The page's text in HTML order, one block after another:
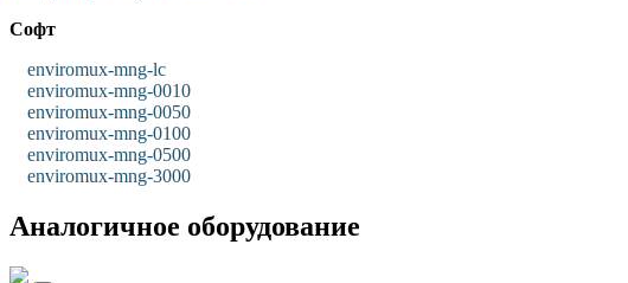
Софт
enviromux-mng-lc
enviromux-mng-0010
enviromux-mng-0050
enviromux-mng-0100
enviromux-mng-0500
enviromux-mng-3000
Аналогичное оборудование